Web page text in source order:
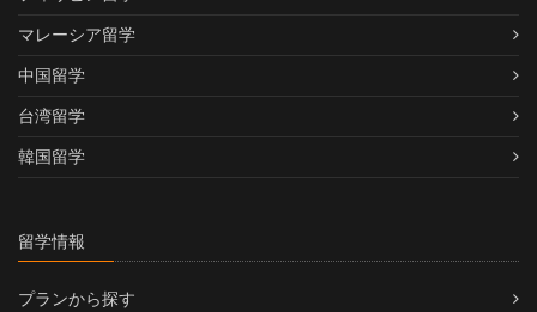
マレーシア留学
中国留学
台湾留学
韓国留学
留学情報
プランから探す